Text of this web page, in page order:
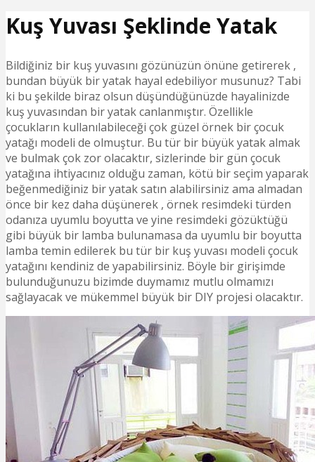
Kuş Yuvası Şeklinde Yatak
Bildiğiniz bir kuş yuvasını gözünüzün önüne getirerek ,
bundan büyük bir yatak hayal edebiliyor musunuz? Tabi
ki bu şekilde biraz olsun düşündüğünüzde hayalinizde
kuş yuvasından bir yatak canlanmıştır. Özellikle
çocukların kullanılabileceği çok güzel örnek bir çocuk
yatağı modeli de olmuştur. Bu tür bir büyük yatak almak
ve bulmak çok zor olacaktır, sizlerinde bir gün çocuk
yatağına ihtiyacınız olduğu zaman, kötü bir seçim yaparak
beğenmediğiniz bir yatak satın alabilirsiniz ama almadan
önce bir kez daha düşünerek , örnek resimdeki türden
odanıza uyumlu boyutta ve yine resimdeki gözüktüğü
gibi büyük bir lamba bulunamasa da uyumlu bir boyutta
lamba temin edilerek bu tür bir kuş yuvası modeli çocuk
yatağını kendiniz de yapabilirsiniz. Böyle bir girişimde
bulunduğunuzu bizimde duymamız mutlu olmamızı
sağlayacak ve mükemmel büyük bir DIY projesi olacaktır.